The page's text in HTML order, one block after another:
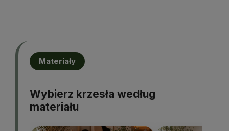
Materiały
Wybierz krzesła według
materiału